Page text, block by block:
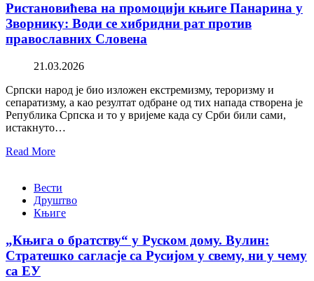
Ристановићева на промоцији књиге Панарина у
Зворнику: Води се хибридни рат против
православних Словена
21.03.2026
Српски народ је био изложен екстремизму, тероризму и
сепаратизму, а као резултат одбране од тих напада створена је
Република Српска и то у вријеме када су Срби били сами,
истакнуто…
Read More
Вести
Друштво
Књиге
„Књига о братству“ у Руском дому. Вулин:
Стратешко сагласје са Русијом у свему, ни у чему
са ЕУ